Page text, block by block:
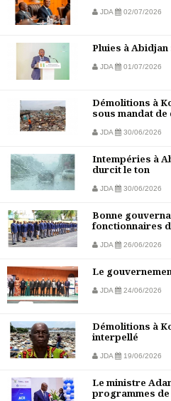
JDA 02/07/2026
Pluies à Abidjan
JDA 01/07/2026
Démolitions à
sous mandat
JDA 30/06/2026
Intempéries à
durcit le ton
JDA 30/06/2026
Bonne
fonctionnaires
JDA 26/06/2026
Le
JDA 24/06/2026
Démolitions à
interpellé
JDA 19/06/2026
Le ministre
programmes